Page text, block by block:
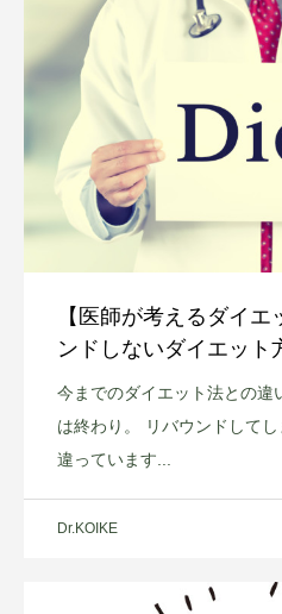
【医師が考えるダイ
ンドしないダイエット
今までのダイエット法との違
は終わり。 リバウンドして
違っています...
Dr.KOIKE